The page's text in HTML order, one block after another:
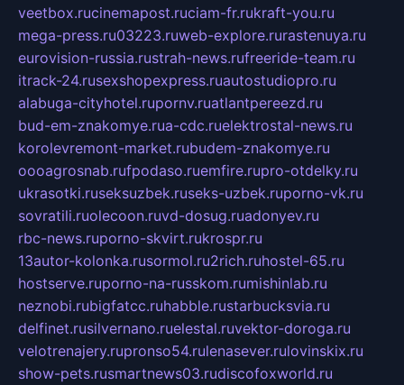
veetbox.rucinemapost.ruciam-fr.rukraft-you.ru
mega-press.ru03223.ruweb-explore.rurastenuya.ru
eurovision-russia.rustrah-news.rufreeride-team.ru
itrack-24.rusexshopexpress.ruautostudiopro.ru
alabuga-cityhotel.rupornv.ruatlantpereezd.ru
bud-em-znakomye.rua-cdc.ruelektrostal-news.ru
korolevremont-market.rubudem-znakomye.ru
oooagrosnab.rufpodaso.ruemfire.rupro-otdelky.ru
ukrasotki.ruseksuzbek.ruseks-uzbek.ruporno-vk.ru
sovratili.ruolecoon.ruvd-dosug.ruadonyev.ru
rbc-news.ruporno-skvirt.rukrospr.ru
13autor-kolonka.rusormol.ru2rich.ruhostel-65.ru
hostserve.ruporno-na-russkom.rumishinlab.ru
neznobi.rubigfatcc.ruhabble.rustarbucksvia.ru
delfinet.rusilvernano.ruelestal.ruvektor-doroga.ru
velotrenajery.rupronso54.rulenasever.rulovinskix.ru
show-pets.rusmartnews03.rudiscofoxworld.ru